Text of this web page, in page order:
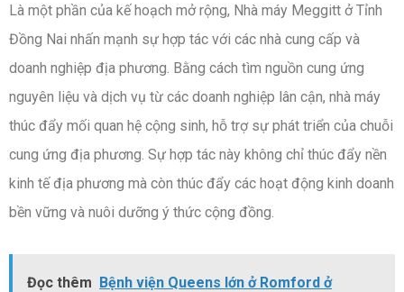
Là một phần của kế hoạch mở rộng, Nhà máy Meggitt ở Tỉnh
Đồng Nai nhấn mạnh sự hợp tác với các nhà cung cấp và
doanh nghiệp địa phương. Bằng cách tìm nguồn cung ứng
nguyên liệu và dịch vụ từ các doanh nghiệp lân cận, nhà máy
thúc đẩy mối quan hệ cộng sinh, hỗ trợ sự phát triển của chuỗi
cung ứng địa phương. Sự hợp tác này không chỉ thúc đẩy nền
kinh tế địa phương mà còn thúc đẩy các hoạt động kinh doanh
bền vững và nuôi dưỡng ý thức cộng đồng.
Đọc thêm Bệnh viện Queens lớn ở Romford ở